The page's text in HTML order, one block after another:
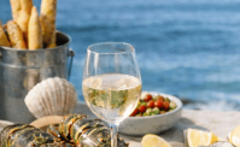
al
contenido